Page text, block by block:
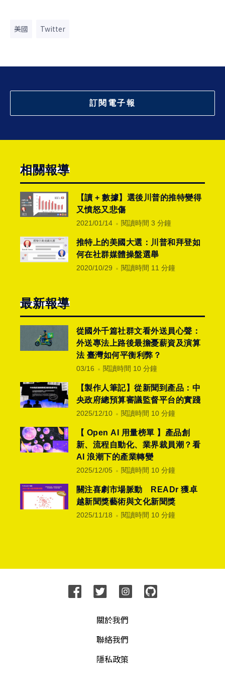
美國 Twitter
訂閱電子報
相關報導
【讀 + 數據】選後川普的推特變得
又憤怒又悲傷
2021/01/14 閱讀時間 3 分鐘
推特上的美國大選：川普和拜登如
何在社群媒體操盤選舉
2020/10/29 閱讀時間 11 分鐘
最新報導
從國外千篇社群文看外送員心聲：
外送專法上路後最擔憂薪資及演算
法 臺灣如何平衡利弊？
03/16 閱讀時間 10 分鐘
【製作人筆記】從新聞到產品：中
央政府總預算審議監督平台的實踐
2025/12/10 閱讀時間 10 分鐘
【 Open AI 用量榜單 】產品創
新、流程自動化、業界裁員潮？看
AI 浪潮下的產業轉變
2025/12/05 閱讀時間 10 分鐘
關注喜劇市場脈動 READr 獲卓
越新聞獎藝術與文化新聞獎
2025/11/18 閱讀時間 10 分鐘
關於我們
聯絡我們
隱私政策